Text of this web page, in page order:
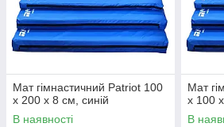
Мат гімнастичний Patriot 100
х 200 х 8 см, синій
В наявності
Мат
х 100
В